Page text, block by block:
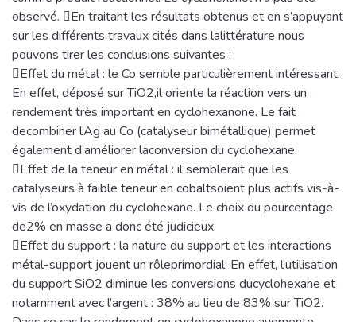
observé. En traitant les résultats obtenus et en s’appuyant
sur les différents travaux cités dans lalittérature nous
pouvons tirer les conclusions suivantes :
Effet du métal : le Co semble particulièrement intéressant.
En effet, déposé sur TiO2,il oriente la réaction vers un
rendement très important en cyclohexanone. Le fait
decombiner l’Ag au Co (catalyseur bimétallique) permet
également d’améliorer laconversion du cyclohexane.
Effet de la teneur en métal : il semblerait que les
catalyseurs à faible teneur en cobaltsoient plus actifs vis-à-
vis de l’oxydation du cyclohexane. Le choix du pourcentage
de2% en masse a donc été judicieux.
Effet du support : la nature du support et les interactions
métal-support jouent un rôleprimordial. En effet, l’utilisation
du support SiO2 diminue les conversions ducyclohexane et
notamment avec l’argent : 38% au lieu de 83% sur TiO2.